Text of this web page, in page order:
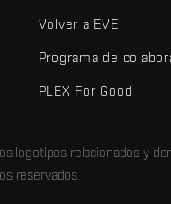
Volver a EVE
Programa de
PLEX For Good
logotipos relacionados y
reservados.